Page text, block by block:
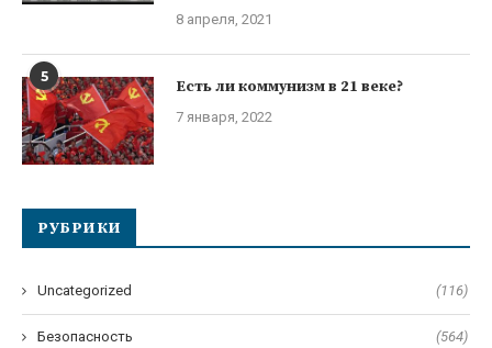
8 апреля, 2021
5 Есть ли коммунизм в 21 веке?
7 января, 2022
РУБРИКИ
Uncategorized (116)
Безопасность (564)